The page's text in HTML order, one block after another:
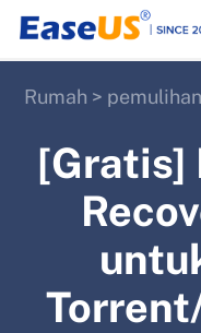
Rumah >
[Gratis]